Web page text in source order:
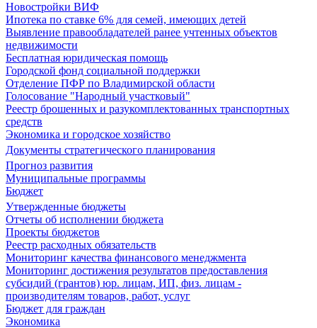
Новостройки ВИФ
Ипотека по ставке 6% для семей, имеющих детей
Выявление правообладателей ранее учтенных объектов
недвижимости
Бесплатная юридическая помощь
Городской фонд социальной поддержки
Отделение ПФР по Владимирской области
Голосование "Народный участковый"
Реестр брошенных и разукомплектованных транспортных
средств
Экономика и городское хозяйство
Документы стратегического планирования
Прогноз развития
Муниципальные программы
Бюджет
Утвержденные бюджеты
Отчеты об исполнении бюджета
Проекты бюджетов
Реестр расходных обязательств
Мониторинг качества финансового менеджмента
Мониторинг достижения результатов предоставления
субсидий (грантов) юр. лицам, ИП, физ. лицам -
производителям товаров, работ, услуг
Бюджет для граждан
Экономика